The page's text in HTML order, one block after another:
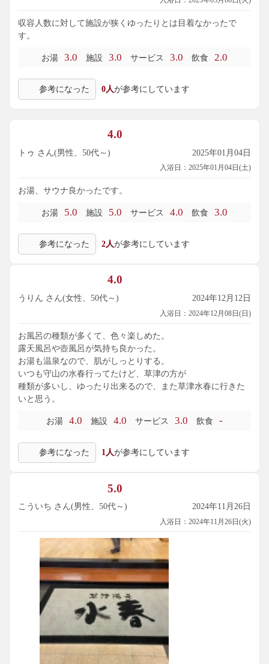
収容人数に対して施設が狭くゆったりとは目着なかったで
す。
お湯 3.0 施設 3.0 サービス 3.0 飲食 2.0
参考になった 0人が参考にしています
4.0
トゥ さん(男性、50代～) 2025年01月04日
入浴日：2025年01月04日(土)
お湯、サウナ良かったです。
お湯 5.0 施設 5.0 サービス 4.0 飲食 3.0
参考になった 2人が参考にしています
4.0
うりん さん(女性、50代～) 2024年12月12日
入浴日：2024年12月08日(日)
お風呂の種類が多くて、色々楽しめた。
露天風呂や壺風呂が気持ち良かった。
お湯も温泉なので、肌がしっとりする。
いつも守山の水春行ってたけど、草津の方が
種類が多いし、ゆったり出来るので、また草津水春に行きた
いと思う。
お湯 4.0 施設 4.0 サービス 3.0 飲食 -
参考になった 1人が参考にしています
5.0
こういち さん(男性、50代～) 2024年11月26日
入浴日：2024年11月26日(火)